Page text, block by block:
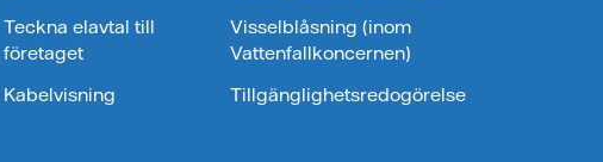
Teckna elavtal till
företaget
Kabelvisning
Visselblåsning (inom
Vattenfallkoncernen)
Tillgänglighetsredogörelse